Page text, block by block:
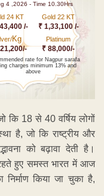
4 ,2026 - Time 10.30Hrs
24 KT
/-
Gold 22 KT
₹ 1,33,100 /-
Kg Platinum
₹ 88,000/-
rate for Nagpur sarafa
charges minimum 13% and
above
कि 18 से 40 वर्षिय लोगों
है, जो कि राष्ट्रीय और
को बढ़ावा देती है।
रहते हुए समस्त भारत में आज
किया जा चुका है,